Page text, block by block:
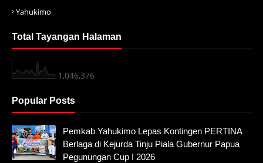
Yahukimo
Total Tayangan Halaman
1,046,376
Popular Posts
Pemkab Yahukimo Lepas Kontingen PERTINA
Berlaga di Kejurda Tinju Piala Gubernur Papua
Pegunungan Cup I 2026